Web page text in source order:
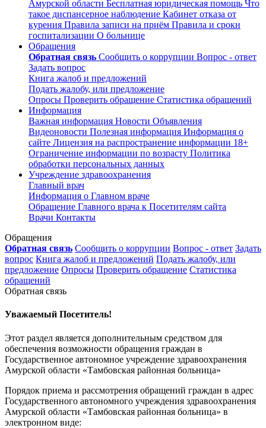
Амурской области Бесплатная юридическая помощь Что
такое диспансерное наблюдение Кабинет отказа от
курения Правила записи на приём Правила и сроки
госпитализации О больнице
Обращения
Обратная связь Сообщить о коррупции Вопрос - ответ
Задать вопрос
Книга жалоб и предложений
Подать жалобу, или предложение
Опросы Проверить обращение Статистика обращений
Информация
Важная информация Новости Объявления
Видеоновости Полезная информация Информация о
сайте Лицензия на распространение информации 18+
Ограничение информации по возрасту Политика
обработки персональных данных
Учреждение здравоохранения
Главный врач
Информация о Главном враче
Обращение Главного врача к Посетителям сайта
Врачи Контакты
Обращения
Обратная связь Сообщить о коррупции Вопрос - ответ Задать
вопрос Книга жалоб и предложений Подать жалобу, или
предложение Опросы Проверить обращение Статистика
обращений
Обратная связь
Уважаемый Посетитель!
Этот раздел является дополнительным средством для
обеспечения возможности обращения граждан в
Государственное автономное учреждение здравоохранения
Амурской области «Тамбовская районная больница»
Порядок приема и рассмотрения обращений граждан в адрес
Государственного автономного учреждения здравоохранения
Амурской области «Тамбовская районная больница» в
электронном виде: